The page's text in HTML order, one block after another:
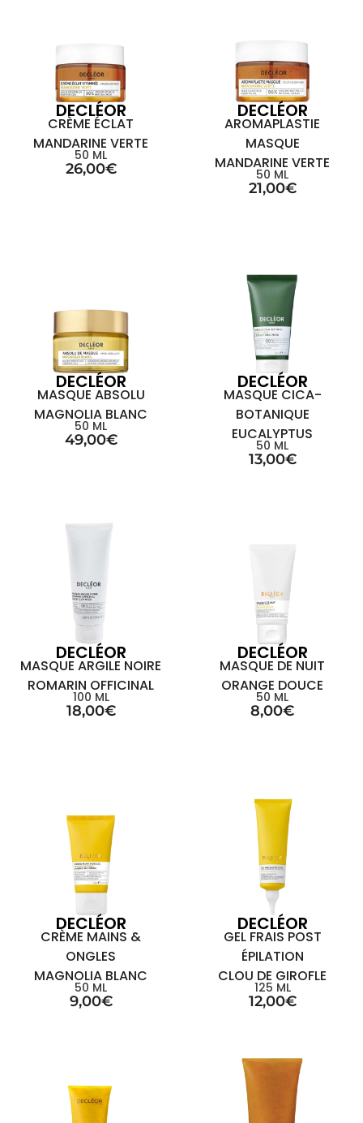
DECLÉOR
CRÈME ÉCLAT
MANDARINE VERTE
50 ML
26,00€
DECLÉOR
AROMAPLASTIE
MASQUE
MANDARINE VERTE
50 ML
21,00€
DECLÉOR
MASQUE ABSOLU
MAGNOLIA BLANC
50 ML
49,00€
DECLÉOR
MASQUE CICA-
BOTANIQUE
EUCALYPTUS
50 ML
13,00€
DECLÉOR
MASQUE ARGILE NOIRE
ROMARIN OFFICINAL
100 ML
18,00€
DECLÉOR
MASQUE DE NUIT
ORANGE DOUCE
50 ML
8,00€
DECLÉOR
CRÈME MAINS &
ONGLES
MAGNOLIA BLANC
50 ML
9,00€
DECLÉOR
GEL FRAIS POST
ÉPILATION
CLOU DE GIROFLE
125 ML
12,00€